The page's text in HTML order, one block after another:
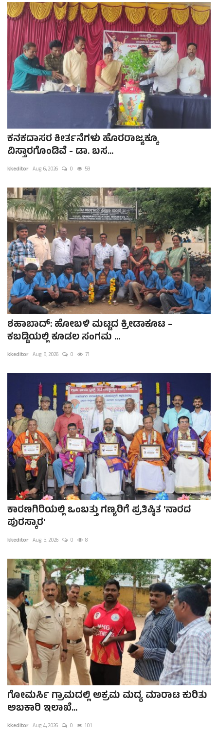
Digital Subscription
ಕನಕದಾಸರ ಕೀರ್ತನೆಗಳು ಹೊರರಾಜ್ಯಕ್ಕೂ
ವಿಸ್ತಾರಗೊಂಡಿವೆ - ಡಾ. ಬಸ...
kkeditor Aug 6, 2026 0 59
ಶಹಾಬಾದ್: ಹೋಬಳಿ ಮಟ್ಟದ ಕ್ರೀಡಾಕೂಟ –
ಕಬಡ್ಡಿಯಲ್ಲಿ ಕೂಡಲ ಸಂಗಮ ...
kkeditor Aug 5, 2026 0 71
ಕಾರಣಗಿರಿಯಲ್ಲಿ ಒಂಬತ್ತು ಗಣ್ಯರಿಗೆ ಪ್ರತಿಷ್ಠಿತ 'ನಾರದ
ಪುರಸ್ಕಾರ'
kkeditor Aug 5, 2026 0 8
ಗೋಮರ್ಸಿ ಗ್ರಾಮದಲ್ಲಿ ಅಕ್ರಮ ಮದ್ಯ ಮಾರಾಟ ಕುರಿತು
ಅಬಕಾರಿ ಇಲಾಖೆ...
kkeditor Aug 4, 2026 0 101